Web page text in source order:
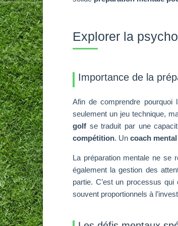
Explorer la
Importance de la
Afin de comprendre pourquoi
seulement un jeu technique,
golfse traduit par une
compétition. Un coach mental
La préparation mentale ne se
également la gestion des
partie. C’est un processus
souvent proportionnels à